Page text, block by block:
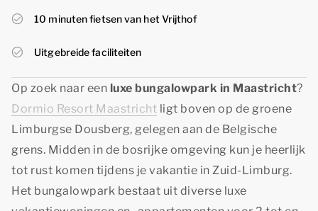
10 minuten fietsen van het Vrijthof
Uitgebreide faciliteiten
Op zoek naar een luxe bungalowpark in Maastricht?
Dormio Resort Maastricht ligt boven op de groene
Limburgse Dousberg, gelegen aan de Belgische
grens. Midden in de bosrijke omgeving kun je heerlijk
tot rust komen tijdens je vakantie in Zuid-Limburg.
Het bungalowpark bestaat uit diverse luxe